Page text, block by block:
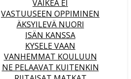
VAIKEA EI
VASTUUSEEN OPPIMINEN
ÄKSYILEVÄ NUORI
ISÄN KANSSA
KYSELE VAAN
VANHEMMAT KOULUUN
NE PELAAVAT KUITENKIN